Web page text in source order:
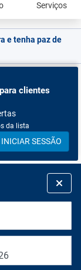
Serviços
e tenha paz de
clientes
da lista
INICIAR SESSÃO